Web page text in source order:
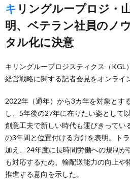
キリングループロジ・山田社長が新中計説
明、ベテラン社員のノ
タル化に決意
キリングループロジスティクス（KGL
経営戦略に関する記者会見をオンライ
2022年（通年）から3カ年を対象とす
し、5年後の27年に在りたい姿として
創意工夫で新しい時代も運びきってい
の3年間と位置付ける方針を表明。ト
加え、24年度に長時間労働への規制
も対応するため、輸配送能力の向上や
推進する意向を示した。